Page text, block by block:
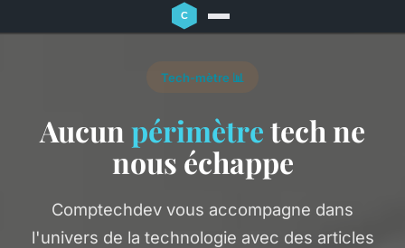
Tech-mètre 📊
Aucun périmètretech ne
nous échappe
Comptechdev vous accompagne dans
l'univers de la technologie avec des articles